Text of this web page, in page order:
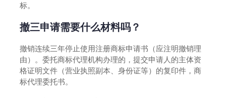
标。
撤三申请需要什么材料吗？
撤销连续三年停止使用注册商标申请书（应注明撤销理
由）。委托商标代理机构办理的，提交申请人的主体资
格证明文件（营业执照副本、身份证等）的复印件，商
标代理委托书。